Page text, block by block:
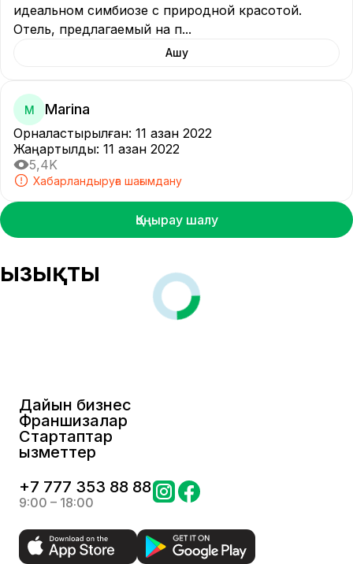
идеальном симбиозе с природной красотой.
Отель, предлагаемый на п...
Ашу
M Marina
Орналастырылған: 11 қазан 2022
Жаңартылды: 11 қазан 2022
5,4K
Хабарландыруға шағымдану
Қоңырау шалу
Қызықты
Дайын бизнес
Франшизалар
Стартаптар
Қызметтер
+7 777 353 88 88
9:00 – 18:00